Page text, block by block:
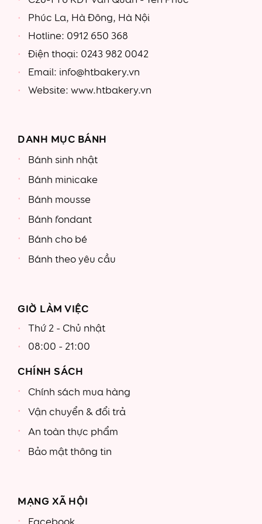
Phúc La, Hà Đông, Hà Nội
Hotline: 0912 650 368
Điện thoại: 0243 982 0042
Email: info@htbakery.vn
Website: www.htbakery.vn
DANH MỤC BÁNH
Bánh sinh nhật
Bánh minicake
Bánh mousse
Bánh fondant
Bánh cho bé
Bánh theo yêu cầu
GIỜ LÀM VIỆC
Thứ 2 - Chủ nhật
08:00 - 21:00
CHÍNH SÁCH
Chính sách mua hàng
Vận chuyển & đổi trả
An toàn thực phẩm
Bảo mật thông tin
MẠNG XÃ HỘI